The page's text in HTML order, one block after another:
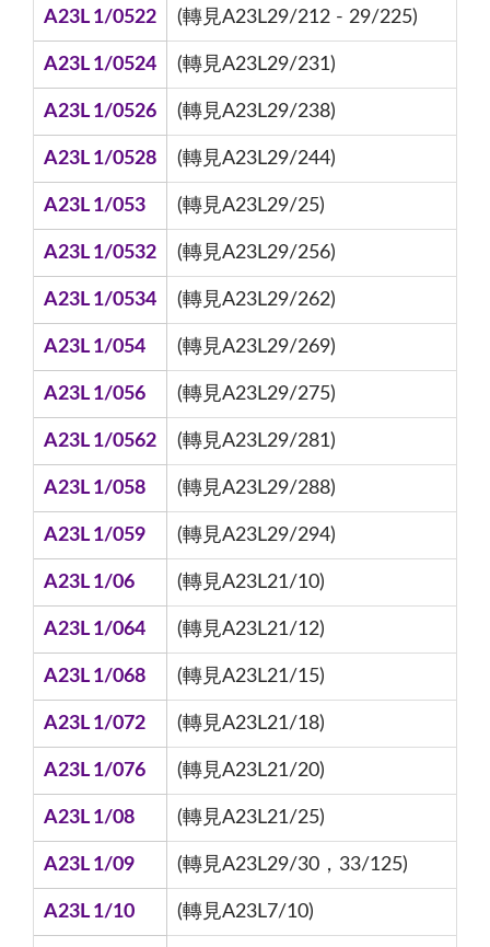
A23L 1/0522 (轉見A23L29/212 - 29/225)
A23L 1/0524 (轉見A23L29/231)
A23L 1/0526 (轉見A23L29/238)
A23L 1/0528 (轉見A23L29/244)
A23L 1/053 (轉見A23L29/25)
A23L 1/0532 (轉見A23L29/256)
A23L 1/0534 (轉見A23L29/262)
A23L 1/054 (轉見A23L29/269)
A23L 1/056 (轉見A23L29/275)
A23L 1/0562 (轉見A23L29/281)
A23L 1/058 (轉見A23L29/288)
A23L 1/059 (轉見A23L29/294)
A23L 1/06 (轉見A23L21/10)
A23L 1/064 (轉見A23L21/12)
A23L 1/068 (轉見A23L21/15)
A23L 1/072 (轉見A23L21/18)
A23L 1/076 (轉見A23L21/20)
A23L 1/08 (轉見A23L21/25)
A23L 1/09 (轉見A23L29/30，33/125)
A23L 1/10 (轉見A23L7/10)